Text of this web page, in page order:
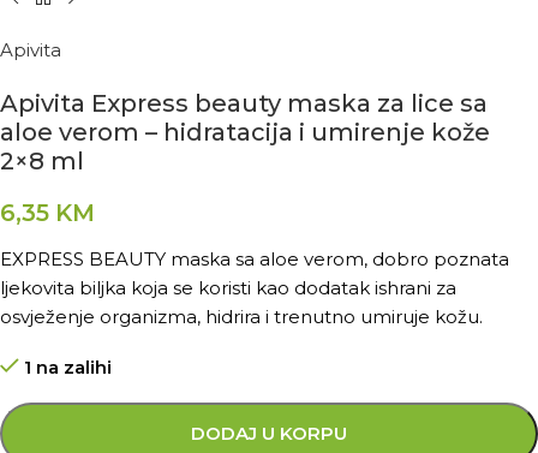
Apivita
Apivita Express beauty maska za lice sa
aloe verom – hidratacija i umirenje kože
2×8 ml
6,35 KM
EXPRESS BEAUTY maska sa aloe verom, dobro poznata
ljekovita biljka koja se koristi kao dodatak ishrani za
osvježenje organizma, hidrira i trenutno umiruje kožu.
1 na zalihi
DODAJ U KORPU